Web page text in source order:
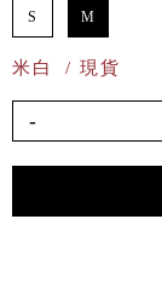
S M
米白 / 現貨
-